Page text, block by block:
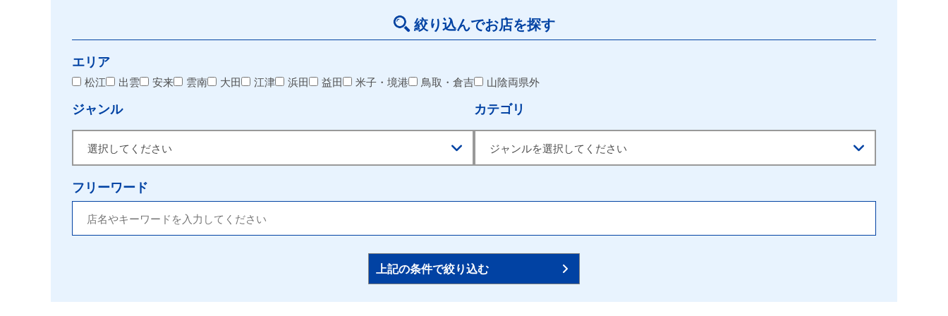
絞り込んでお店を探す
エリア
松江 出雲 安来 雲南 大田 江津 浜田 益田 米子・境港 鳥取・倉吉 山陰両県外
ジャンル カテゴリ
フリーワード
上記の条件で絞り込む